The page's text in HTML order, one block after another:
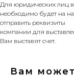
Для юридических лиц
необходимо будет на
отправить реквизиты
компании для
Вам выставят счет.
Вам